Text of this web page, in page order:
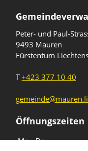
Peter- und Paul-
9493 Mauren
Fürstentum
T+423 377 10 40
gemeinde@mauren.li
Öffnungszeiten
Mo - Do